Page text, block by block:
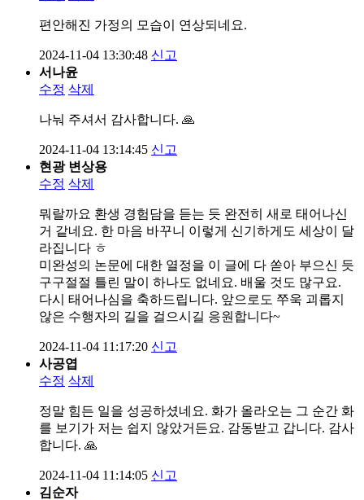
편안해진 가정의 모습이 연상되네요.
2024-11-04 13:30:48 신고
서나윤
수정 삭제
나눠 주셔서 감사합니다. 🙏
2024-11-04 13:14:45 신고
현광 변상용
수정 삭제
뭐랄까요 환생 경험담을 듣는 듯 완전히 새로 태어나신
거 같네요. 한 마음 바꾸니 이렇게 신기하게도 세상이 달
라집니다 ㅎ
미완성의 논문에 대한 열정을 이 글에 다 쏟아 부으신 듯
구구절절 틀린 말이 하나도 없네요. 배울 것도 많구요.
다시 태어나심을 축하드립니다. 앞으로도 쭈욱 괴롭지
않은 수행자의 길을 걸으시길 응원합니다~
2024-11-04 11:17:20 신고
사공엽
수정 삭제
정말 힘든 일을 성공하셨네요. 화가 올라오는 그 순간 화
를 보기가 저는 쉽지 않았거든요. 감동받고 갑니다. 감사
합니다. 🙏
2024-11-04 11:14:05 신고
김순자